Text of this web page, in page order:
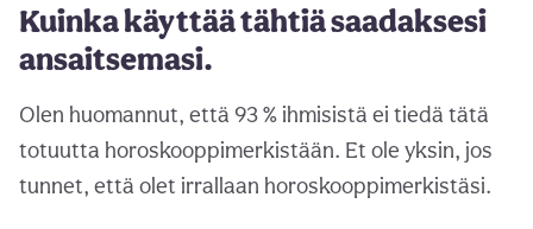
Kuinka käyttää tähtiä saadaksesi
ansaitsemasi.
Olen huomannut, että 93 % ihmisistä ei tiedä tätä
totuutta horoskooppimerkistään. Et ole yksin, jos
tunnet, että olet irrallaan horoskooppimerkistäsi.